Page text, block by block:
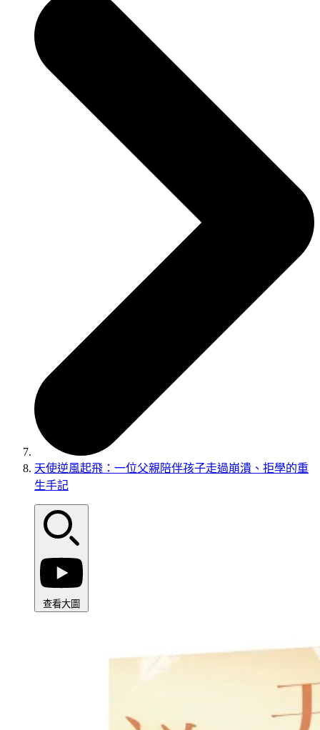
天使逆風起飛：一位父親陪伴孩子走過崩潰、拒學的重
生手記
查看大圖